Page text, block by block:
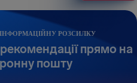
РОЗСИЛКУ
прямо на
пошту